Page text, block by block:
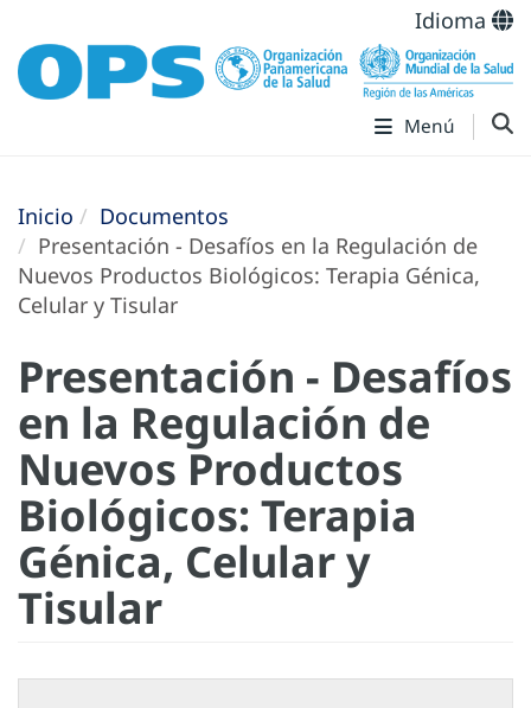
Idioma
Menú
Inicio
Documentos
Presentación - Desafíos en la Regulación de
Nuevos Productos Biológicos: Terapia Génica,
Celular y Tisular
Presentación - Desafíos
en la Regulación de
Nuevos Productos
Biológicos: Terapia
Génica, Celular y
Tisular